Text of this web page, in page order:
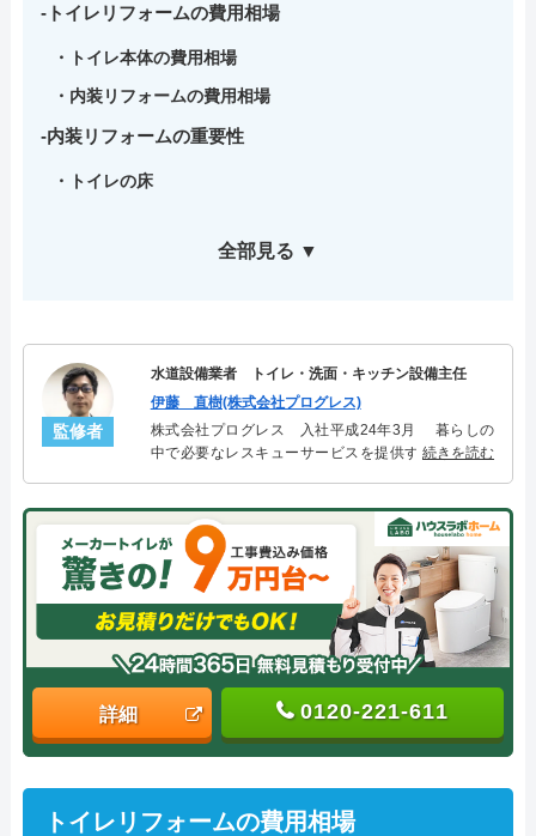
トイレリフォームの費用相場
トイレ本体の費用相場
内装リフォームの費用相場
内装リフォームの重要性
トイレの床
全部見る ▼
監修者
水道設備業者 トイレ・洗面・キッチン設備主任
伊藤 直樹(株式会社プログレス)
株式会社プログレス 入社平成24年3月 暮らしの
中で必要なレスキューサービスを提供する株式会社
トイレ・洗面・キッチン関連のトラブルを解決。多
くのお客様に信頼される「トイレ・洗面・キッチ
ン」のスペシャリスト。
続きを読む
詳細 0120-221-611
トイレリフォームの費用相場